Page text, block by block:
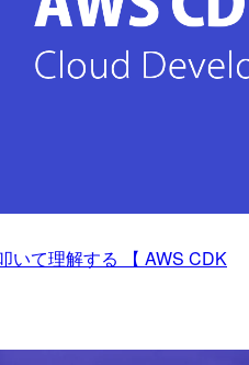
いて理解する 【 AWS CDK